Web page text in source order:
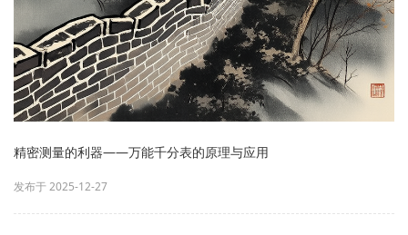
精密测量的利器——万能千分表的原理与应用
发布于 2025-12-27